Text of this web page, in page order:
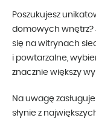
Poszukujesz
domowych wnętrz?
się na witrynach
i powtarzalne,
znacznie większy
Na uwagę
słynie z